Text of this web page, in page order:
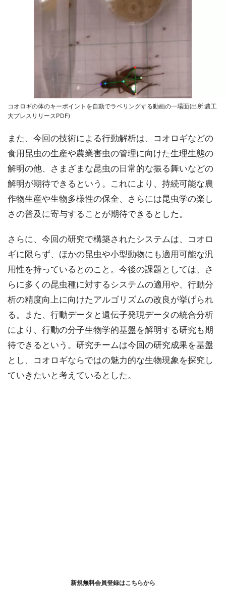
コオロギの体のキーポイントを自動でラベリングする動画の一場面(出所:農工
大プレスリリースPDF)
また、今回の技術による行動解析は、コオロギなどの
食用昆虫の生産や農業害虫の管理に向けた生理生態の
解明の他、さまざまな昆虫の日常的な振る舞いなどの
解明が期待できるという。これにより、持続可能な農
作物生産や生物多様性の保全、さらには昆虫学の楽し
さの普及に寄与することが期待できるとした。
さらに、今回の研究で構築されたシステムは、コオロ
ギに限らず、ほかの昆虫や小型動物にも適用可能な汎
用性を持っているとのこと。今後の課題としては、さ
らに多くの昆虫種に対するシステムの適用や、行動分
析の精度向上に向けたアルゴリズムの改良が挙げられ
る。また、行動データと遺伝子発現データの統合分析
により、行動の分子生物学的基盤を解明する研究も期
待できるという。研究チームは今回の研究成果を基盤
とし、コオロギならではの魅力的な生物現象を探究し
ていきたいと考えているとした。
新規無料会員登録はこちらから